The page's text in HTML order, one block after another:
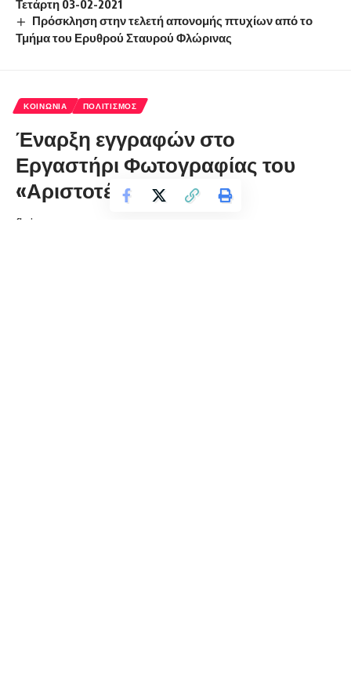
Τετάρτη 03-02-2021
Πρόσκληση στην τελετή απονομής πτυχίων από το
Τμήμα του Ερυθρού Σταυρού Φλώρινας
ΚΟΙΝΩΝΊΑ ΠΟΛΙΤΙΣΜΌΣ
Έναρξη εγγραφών στο
Εργαστήρι Φωτογραφίας του
«Αριστοτέλη»
florinapress.gr